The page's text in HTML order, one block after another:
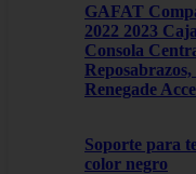
GAFAT
2022 2023
Consola
Renegade
Soporte para
color negro